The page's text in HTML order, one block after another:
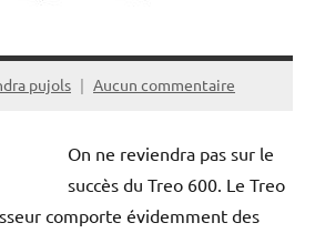
pujols Aucun commentaire
On ne reviendra pas sur le
succès du Treo 600. Le Treo
comporte évidemment des